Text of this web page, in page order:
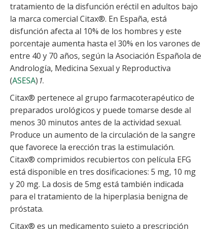
tratamiento de la disfunción eréctil en adultos bajo
la marca comercial Citax®. En España, está
disfunción afecta al 10% de los hombres y este
porcentaje aumenta hasta el 30% en los varones de
entre 40 y 70 años, según la Asociación Española de
Andrología, Medicina Sexual y Reproductiva
(ASESA) 1.
Citax® pertenece al grupo farmacoterapéutico de
preparados urológicos y puede tomarse desde al
menos 30 minutos antes de la actividad sexual.
Produce un aumento de la circulación de la sangre
que favorece la erección tras la estimulación.
Citax® comprimidos recubiertos con película EFG
está disponible en tres dosificaciones: 5 mg, 10 mg
y 20 mg. La dosis de 5mg está también indicada
para el tratamiento de la hiperplasia benigna de
próstata.
Citax® es un medicamento sujeto a prescripción